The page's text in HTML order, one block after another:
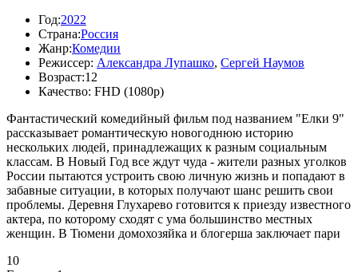
Год:2022
Страна:Россия
Жанр:Комедии
Режиссер: Александра Лупашко, Сергей Наумов
Возраст:12
Качество: FHD (1080p)
Фантастический комедийный фильм под названием "Елки 9"
рассказывает романтическую новогоднюю историю
нескольких людей, принадлежащих к разным социальным
классам. В Новый Год все ждут чуда - жители разных уголков
России пытаются устроить свою личную жизнь и попадают в
забавные ситуации, в которых получают шанс решить свои
проблемы. Деревня Глухарево готовится к приезду известного
актера, по которому сходят с ума большинство местных
женщин. В Тюмени домохозяйка и блогерша заключает пари
10